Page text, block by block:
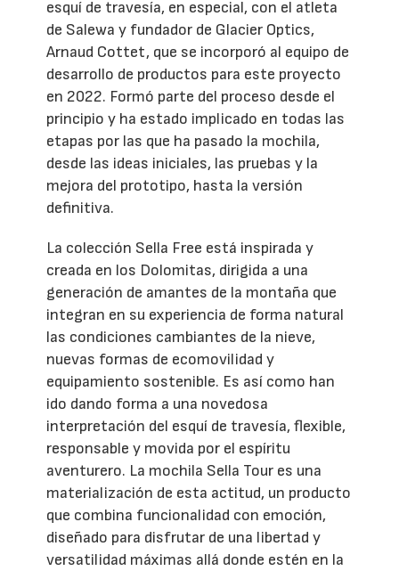
esquí de travesía, en especial, con el atleta
de Salewa y fundador de Glacier Optics,
Arnaud Cottet, que se incorporó al equipo de
desarrollo de productos para este proyecto
en 2022. Formó parte del proceso desde el
principio y ha estado implicado en todas las
etapas por las que ha pasado la mochila,
desde las ideas iniciales, las pruebas y la
mejora del prototipo, hasta la versión
definitiva.
La colección Sella Free está inspirada y
creada en los Dolomitas, dirigida a una
generación de amantes de la montaña que
integran en su experiencia de forma natural
las condiciones cambiantes de la nieve,
nuevas formas de ecomovilidad y
equipamiento sostenible. Es así como han
ido dando forma a una novedosa
interpretación del esquí de travesía, flexible,
responsable y movida por el espíritu
aventurero. La mochila Sella Tour es una
materialización de esta actitud, un producto
que combina funcionalidad con emoción,
diseñado para disfrutar de una libertad y
versatilidad máximas allá donde estén en la